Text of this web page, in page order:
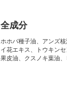
全成分
ホホバ種子油、アンズ
イ花エキス、トウキン
果皮油、クスノキ葉油